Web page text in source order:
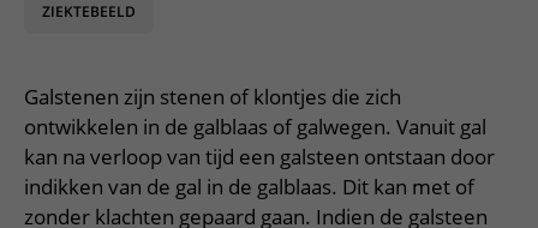
Ziekten en aandoeningen
Poliklinieken
Verpleegafdelingen
Onze zorgverleners
Afspraak en opname
Bezoek aan de polikliniek
Opname in het ziekenhuis
Voorbereiding op uw afspraak
Op bezoek in het UMC Utrecht
Apotheek
Winkels en restaurants
Contact en route
Spoed
Contactgegevens
Verwijzers
Patiënt verwijzen
ZIEKTEBEELD
Galstenen zijn stenen of klontjes die zich
ontwikkelen in de galblaas of galwegen. Vanuit gal
kan na verloop van tijd een galsteen ontstaan door
indikken van de gal in de galblaas. Dit kan met of
zonder klachten gepaard gaan. Indien de galsteen